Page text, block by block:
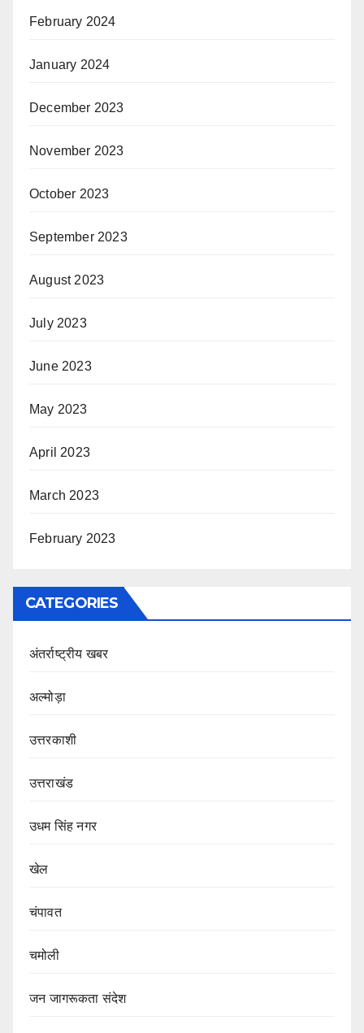
February 2024
January 2024
December 2023
November 2023
October 2023
September 2023
August 2023
July 2023
June 2023
May 2023
April 2023
March 2023
February 2023
CATEGORIES
अंतर्राष्ट्रीय खबर
अल्मोड़ा
उत्तरकाशी
उत्तराखंड
उधम सिंह नगर
खेल
चंपावत
चमोली
जन जागरूकता संदेश